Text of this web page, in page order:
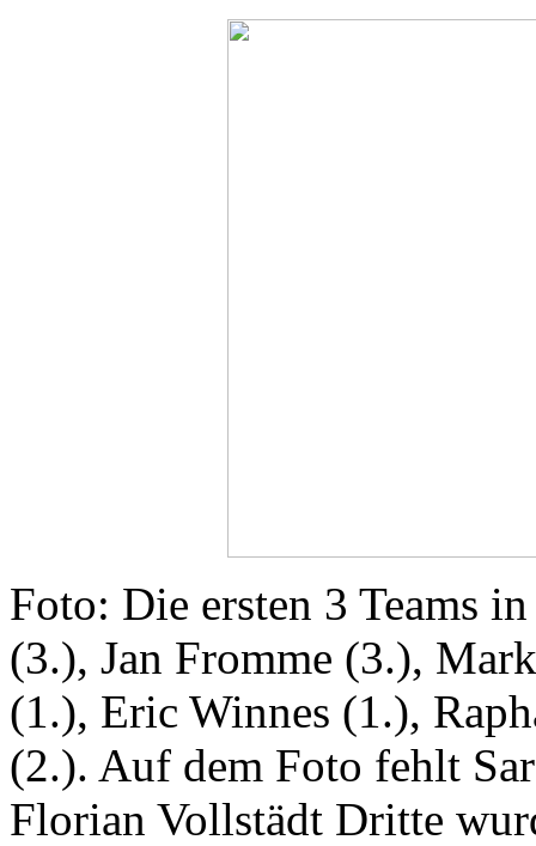
Foto: Die ersten 3 Teams
(3.), Jan Fromme (3.),
(1.), Eric Winnes (1.),
(2.). Auf dem Foto fehlt
Florian Vollstädt Dritte